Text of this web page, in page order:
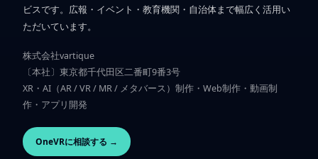
ビスです。広報・イベント・教育機関・自治体まで幅広く活用い
ただいています。
株式会社vartique
〔本社〕東京都千代田区二番町9番3号
XR・AI（AR / VR / MR / メタバース）制作・Web制作・動画制
作・アプリ開発
OneVRに相談する →